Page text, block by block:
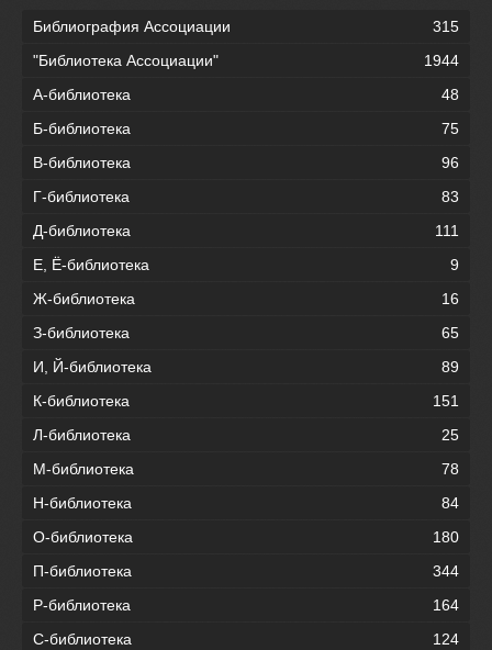
Библиография Ассоциации
315
"Библиотека Ассоциации"
1944
А-библиотека
48
Б-библиотека
75
В-библиотека
96
Г-библиотека
83
Д-библиотека
111
Е, Ё-библиотека
9
Ж-библиотека
16
З-библиотека
65
И, Й-библиотека
89
К-библиотека
151
Л-библиотека
25
М-библиотека
78
Н-библиотека
84
О-библиотека
180
П-библиотека
344
Р-библиотека
164
С-библиотека
124